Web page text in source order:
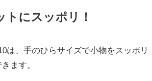
にスッポリ！
は、手のひらサイズで小物をスッポリ
ます。